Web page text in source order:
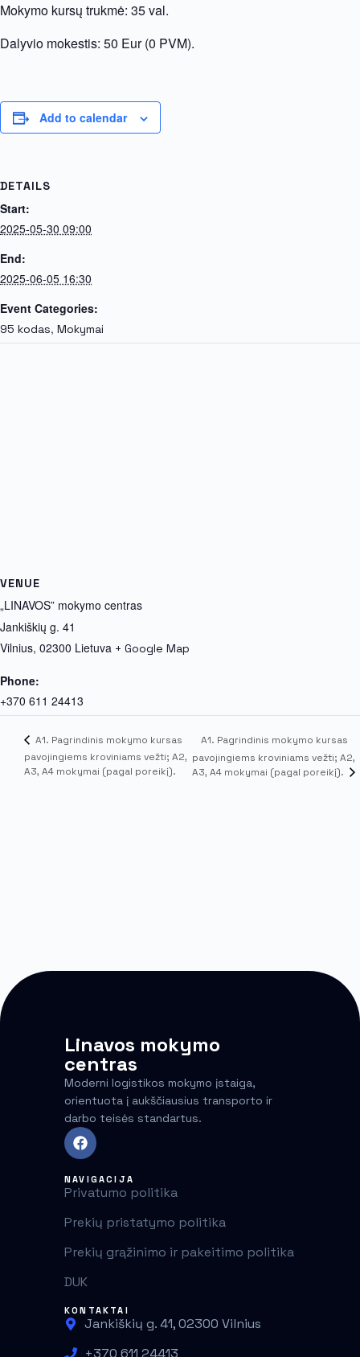
Mokymo kursų trukmė: 35 val.
Dalyvio mokestis: 50 Eur (0 PVM).
Add to calendar
DETAILS
Start:
2025-05-30 09:00
End:
2025-06-05 16:30
Event Categories:
95 kodas, Mokymai
VENUE
„LINAVOS” mokymo centras
Jankiškių g. 41
Vilnius, 02300 Lietuva + Google Map
Phone:
+370 611 24413
A1. Pagrindinis mokymo kursas
pavojingiems kroviniams vežti; A2,
A3, A4 mokymai (pagal poreikį).
A1. Pagrindinis mokymo kursas
pavojingiems kroviniams vežti; A2,
A3, A4 mokymai (pagal poreikį).
Linavos mokymo
centras
Moderni logistikos mokymo įstaiga,
orientuota į aukščiausius transporto ir
darbo teisės standartus.
NAVIGACIJA
Privatumo politika
Prekių pristatymo politika
Prekių grąžinimo ir pakeitimo politika
DUK
KONTAKTAI
Jankiškių g. 41, 02300 Vilnius
+370 611 24413